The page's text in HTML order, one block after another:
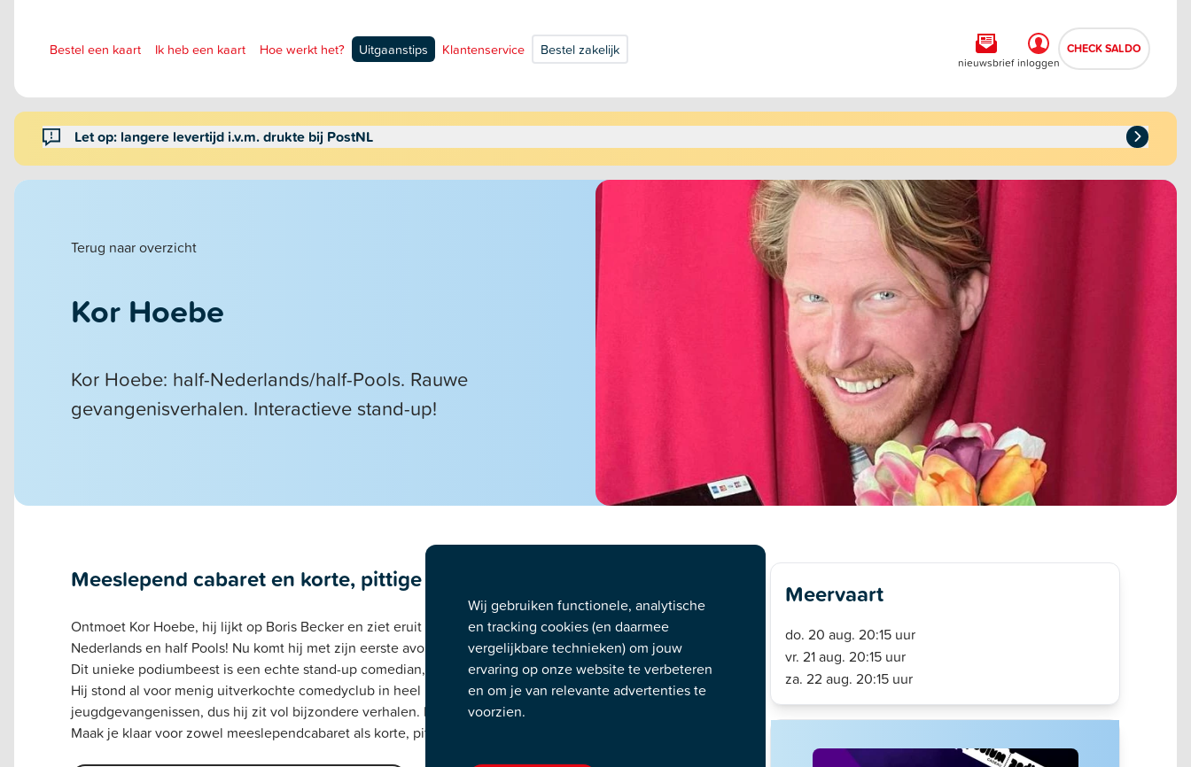
Bestel een kaart Ik heb een kaart Hoe werkt het? Uitgaanstips Klantenservice Bestel zakelijk
nieuwsbrief inloggen
CHECK SALDO
Let op: langere levertijd i.v.m. drukte bij PostNL
Terug naar overzicht
Kor Hoebe
Kor Hoebe: half-Nederlands/half-Pools. Rauwe
gevangenisverhalen. Interactieve stand-up!
Meeslepend cabaret en korte, pittige grappen in het programma Kordaat
Ontmoet Kor Hoebe, hij lijkt op Boris Becker en ziet eruit als een Duitser, zo zegt hij ook zelf. Toch is Kor half
Nederlands en half Pools! Nu komt hij met zijn eerste avondvullende show.
Dit unieke podiumbeest is een echte stand-up comedian, bekend om zijn hilarische interactie met het publiek.
Hij stond al voor menig uitverkochte comedyclub in heel Nederland. Kor werkt zijn leven lang al in
jeugdgevangenissen, dus hij zit vol bijzondere verhalen. Hij brengt een super interactieve en veelzijdige show.
Maak je klaar voor zowel meeslependcabaret als korte, pittige grappen, typerend voor stand-up comedy.
Meervaart
do. 20 aug. 20:15 uur
vr. 21 aug. 20:15 uur
za. 22 aug. 20:15 uur
Wij gebruiken functionele, analytische
en tracking cookies (en daarmee
vergelijkbare technieken) om jouw
ervaring op onze website te verbeteren
en om je van relevante advertenties te
voorzien.